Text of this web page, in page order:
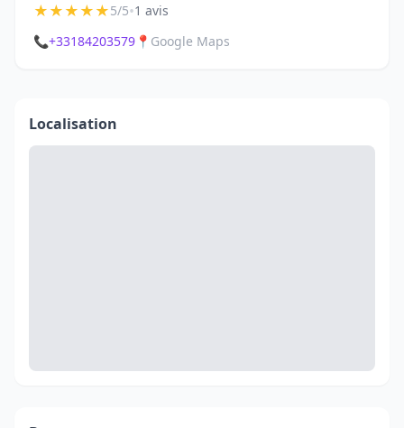
★★★★★5/5•1 avis
📞+33184203579 📍 Google Maps
Localisation